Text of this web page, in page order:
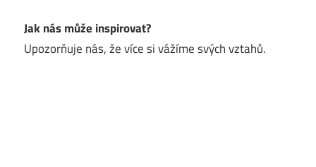
Jak nás může inspirovat?
Upozorňuje nás, že více si vážíme svých vztahů.